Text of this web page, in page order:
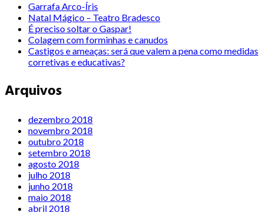
Garrafa Arco-Íris
Natal Mágico – Teatro Bradesco
É preciso soltar o Gaspar!
Colagem com forminhas e canudos
Castigos e ameaças: será que valem a pena como medidas
corretivas e educativas?
Arquivos
dezembro 2018
novembro 2018
outubro 2018
setembro 2018
agosto 2018
julho 2018
junho 2018
maio 2018
abril 2018